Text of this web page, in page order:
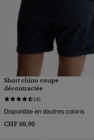
Short chino coupe
décontractée
(4)
Disponible en dautres coloris
CHF 69,90